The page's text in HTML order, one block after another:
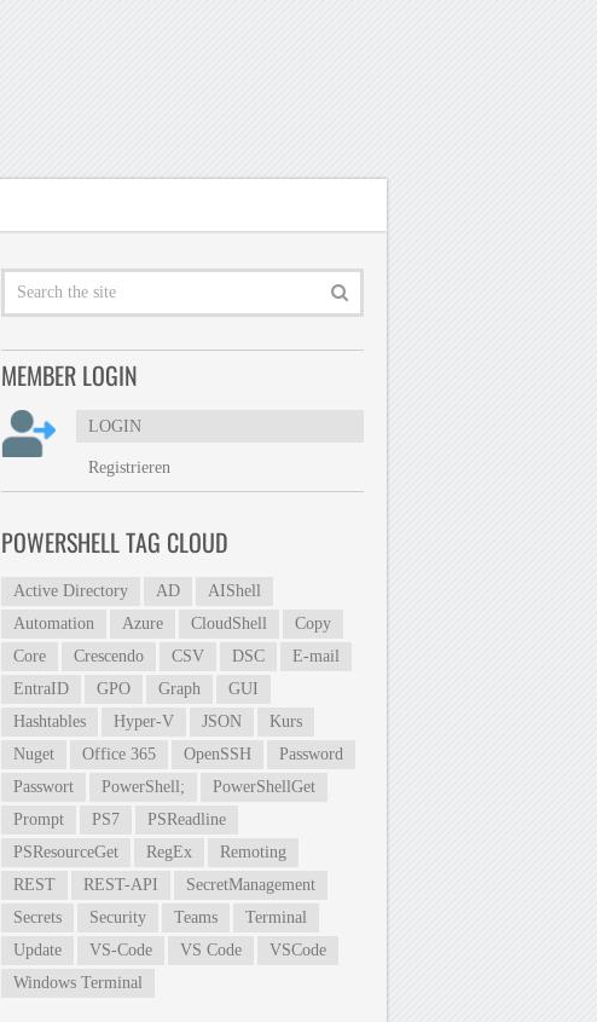
MEMBER LOGIN
LOGIN
Registrieren
POWERSHELL TAG CLOUD
Active Directory AD
AIShell
Automation
Azure CloudShell
Copy
Core
Crescendo CSV DSC
E-mail
EntraID
GPO Graph
GUI
Hashtables
Hyper-V JSON
Kurs
Nuget
Office 365 OpenSSH
Password
Passwort
PowerShell;
PowerShellGet
Prompt
PS7
PSReadline
PSResourceGet
RegEx
Remoting
REST
REST-API
SecretManagement
Secrets
Security Teams
Terminal
Update
VS-Code VS Code
VSCode
Windows Terminal